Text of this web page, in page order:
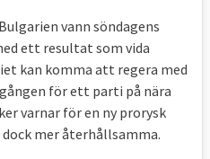
vann söndagens
ett resultat som vida
kan komma att regera med
för ett parti på nära
varnar för en ny prorysk
mer återhållsamma.